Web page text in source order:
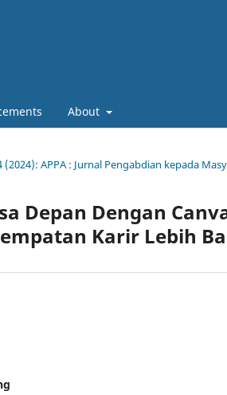
About
(2024): APPA : Jurnal Pengabdian kepada
Depan Dengan
Karir Lebih